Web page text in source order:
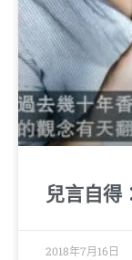
兒言自得
2018年7月16日